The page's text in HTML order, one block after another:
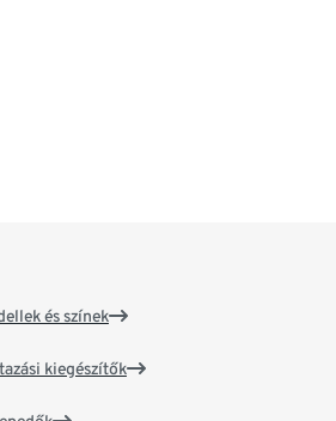
és színek
kiegészítők